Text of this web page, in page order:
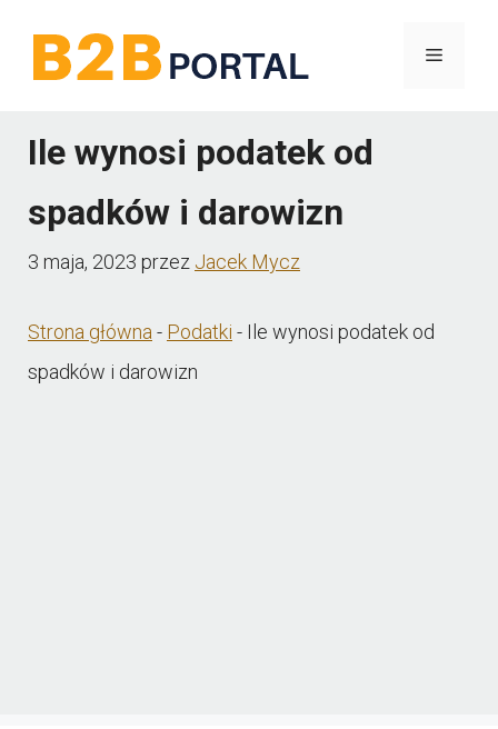
Menu
Ile wynosi podatek od
spadków i darowizn
3 maja, 2023 przez Jacek Mycz
Strona główna - Podatki - Ile wynosi podatek od
spadków i darowizn